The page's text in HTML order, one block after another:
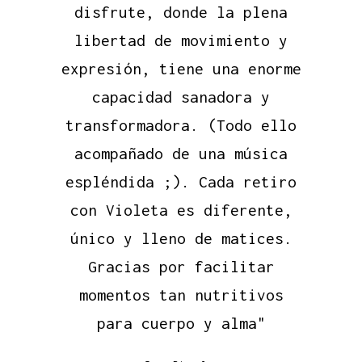
disfrute, donde la plena
libertad de movimiento y
expresión, tiene una enorme
capacidad sanadora y
transformadora. (Todo ello
acompañado de una música
espléndida ;). Cada retiro
con Violeta es diferente,
único y lleno de matices.
Gracias por facilitar
momentos tan nutritivos
para cuerpo y alma"
caminos que no conocía y
esto es algo que engancha
mucho!! Decidí apuntarme al
I Festival que se organizó
de Ecstatic en Valencia y
fue precioso, lleno de
gente muy bonita y
sobretodo mucho baile, pude
sentir como mi movimiento
cambió al acabar ese fin de
semana, y por eso estoy
deseando que llego el
Madre Tierra”
¡Gracias!"